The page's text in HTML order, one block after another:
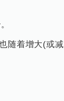
随着增大(或减